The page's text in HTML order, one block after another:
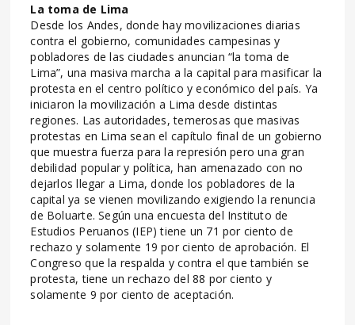
La toma de Lima
Desde los Andes, donde hay movilizaciones diarias
contra el gobierno, comunidades campesinas y
pobladores de las ciudades anuncian “la toma de
Lima”, una masiva marcha a la capital para masificar la
protesta en el centro político y económico del país. Ya
iniciaron la movilización a Lima desde distintas
regiones. Las autoridades, temerosas que masivas
protestas en Lima sean el capítulo final de un gobierno
que muestra fuerza para la represión pero una gran
debilidad popular y política, han amenazado con no
dejarlos llegar a Lima, donde los pobladores de la
capital ya se vienen movilizando exigiendo la renuncia
de Boluarte. Según una encuesta del Instituto de
Estudios Peruanos (IEP) tiene un 71 por ciento de
rechazo y solamente 19 por ciento de aprobación. El
Congreso que la respalda y contra el que también se
protesta, tiene un rechazo del 88 por ciento y
solamente 9 por ciento de aceptación.